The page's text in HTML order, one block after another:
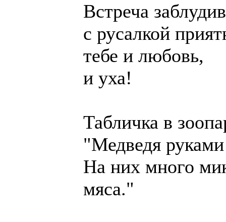
Встреча
с русалкой
тебе и любовь,
и уха!
Табличка в
"Медведя
На них много
мяса."